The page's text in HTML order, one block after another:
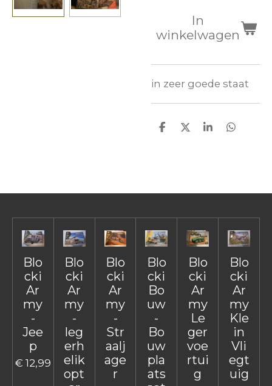
In
winkelwagen
in zeer goede staat
D
D
S
D
Blo
cki
Ar
my
-
Jee
p
€ 12,99
Blo
cki
Ar
my
-
leg
erh
elik
opt
Blo
cki
Ar
my
-
Str
aalj
age
r
Blo
cki
Bo
uw
-
Bo
uw
pla
ats
Blo
cki
Ar
my
Le
ger
voe
rtui
g
Blo
cki
Ar
my
Kle
in
Vli
egt
uig